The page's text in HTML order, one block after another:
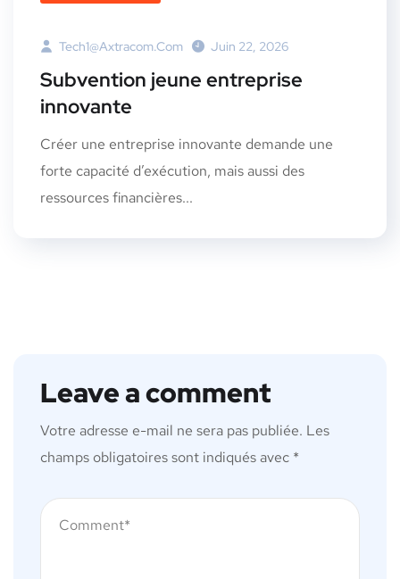
Tech1@axtracom.com Juin 22, 2026
Subvention jeune entreprise
innovante
Créer une entreprise innovante demande une
forte capacité d’exécution, mais aussi des
ressources financières...
Leave a comment
Votre adresse e-mail ne sera pas publiée. Les
champs obligatoires sont indiqués avec *